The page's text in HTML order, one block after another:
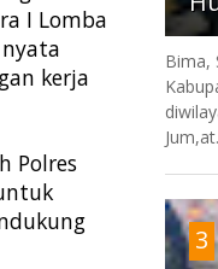
I Lomba
kerja
Polres
Bima,
3